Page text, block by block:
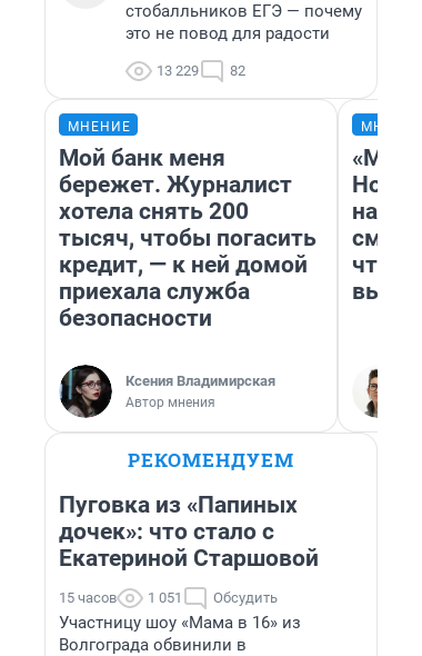
стобалльников ЕГЭ — почему
это не повод для радости
13 229 82
МНЕНИЕ
Мой банк меня
бережет. Журналист
хотела снять 200
тысяч, чтобы погасить
кредит, — к ней домой
приехала служба
безопасности
Ксения Владимирская
Автор мнения
«Мы
РЕКОМЕНДУЕМ
Пуговка из «Папиных
дочек»: что стало с
Екатериной Старшовой
15 часов 1 051 Обсудить
Участницу шоу «Мама в 16» из
Волгограда обвинили в